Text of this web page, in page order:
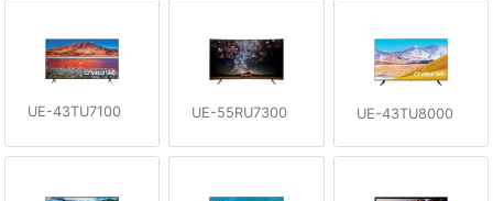
UE-43TU7100 UE-55RU7300 UE-43TU8000